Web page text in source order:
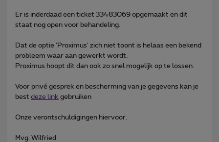
Er is inderdaad een ticket 33483069 opgemaakt en dit
staat nog open voor behandeling.
Dat de optie 'Proximus' zich niet toont is helaas een bekend
probleem waar aan gewerkt wordt.
Proximus hoopt dit dan ook zo snel mogelijk op te lossen.
Voor privé gesprek en bescherming van je gegevens kan je
best deze link gebruiken
Onze verontschuldigingen hiervoor.
Mvg. Wilfried